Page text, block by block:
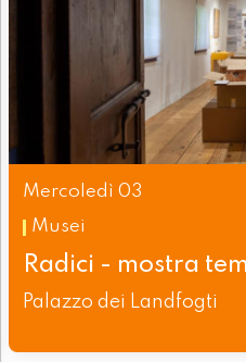
Mercoledì 03
Musei
Radici - mostra
Palazzo dei Landfogti